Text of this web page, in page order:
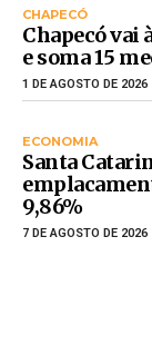
CHAPECÓ
Chapecó vai
e soma 15
1 DE AGOSTO DE 2026
ECONOMIA
Santa
9,86%
7 DE AGOSTO DE 2026